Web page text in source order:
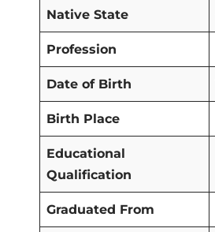
Native State
Profession
Date of Birth
Birth Place
Educational
Qualification
Graduated From